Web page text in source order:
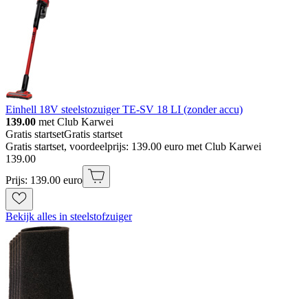
Einhell 18V steelstozuiger TE-SV 18 LI (zonder accu)
139.00 met Club Karwei
Gratis startsetGratis startset
Gratis startset, voordeelprijs: 139.00 euro met Club Karwei
139.00
Prijs: 139.00 euro
Bekijk alles in steelstofzuiger